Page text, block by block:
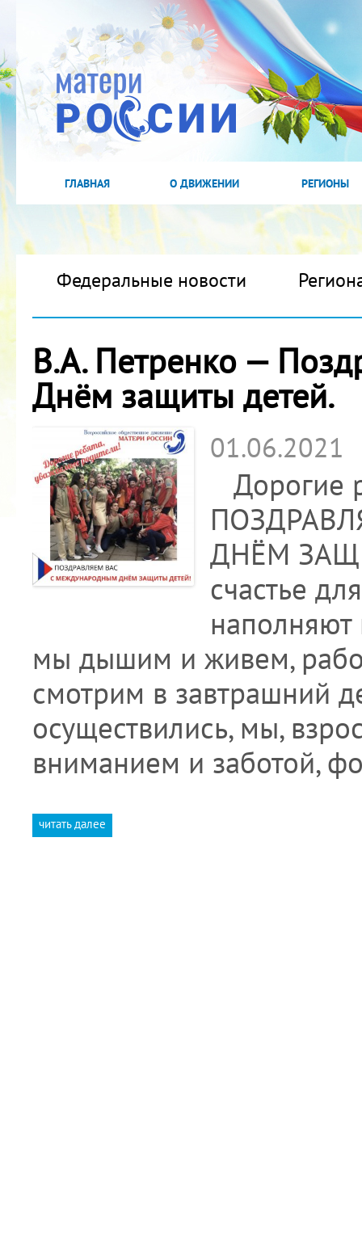
ГЛАВНАЯ О ДВИЖЕНИИ РЕГИОНЫ
Федеральные новости
В.А. Петренко —
Днём защиты детей.
01.06.2021
Дорогие
ДНЁМ
счастье
мы дышим и живем,
смотрим в завтрашний
осуществились, мы,
вниманием и заботой,
читать далее